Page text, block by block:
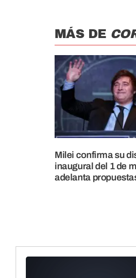
MÁS DE
Milei confirma su
inaugural del 1 de
adelanta